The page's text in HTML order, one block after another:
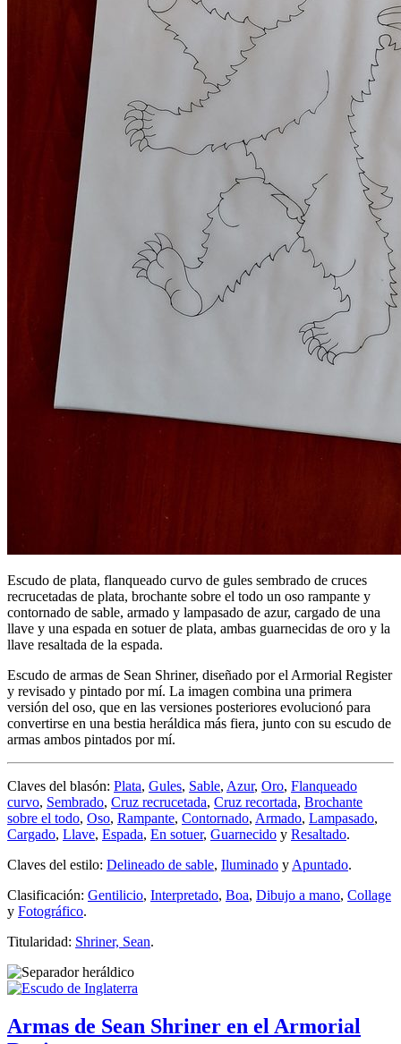
Escudo de plata, flanqueado curvo de gules sembrado de cruces
recrucetadas de plata, brochante sobre el todo un oso rampante y
contornado de sable, armado y lampasado de azur, cargado de una
llave y una espada en sotuer de plata, ambas guarnecidas de oro y la
llave resaltada de la espada.
Escudo de armas de Sean Shriner, diseñado por el Armorial Register
y revisado y pintado por mí. La imagen combina una primera
versión del oso, que en las versiones posteriores evolucionó para
convertirse en una bestia heráldica más fiera, junto con su escudo de
armas ambos pintados por mí.
Claves del blasón: Plata, Gules, Sable, Azur, Oro, Flanqueado
curvo, Sembrado, Cruz recrucetada, Cruz recortada, Brochante
sobre el todo, Oso, Rampante, Contornado, Armado, Lampasado,
Cargado, Llave, Espada, En sotuer, Guarnecido y Resaltado.
Claves del estilo: Delineado de sable, Iluminado y Apuntado.
Clasificación: Gentilicio, Interpretado, Boa, Dibujo a mano, Collage
y Fotográfico.
Titularidad: Shriner, Sean.
Armas de Sean Shriner en el Armorial